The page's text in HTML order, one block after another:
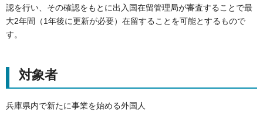
認を行い、その確認をもとに出入国在留管理局が審査することで最
大2年間（1年後に更新が必要）在留することを可能とするもので
す。
対象者
兵庫県内で新たに事業を始める外国人